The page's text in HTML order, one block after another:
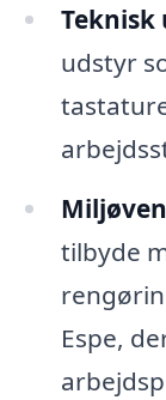
Teknisk
udstyr
tilbyde
Espe,